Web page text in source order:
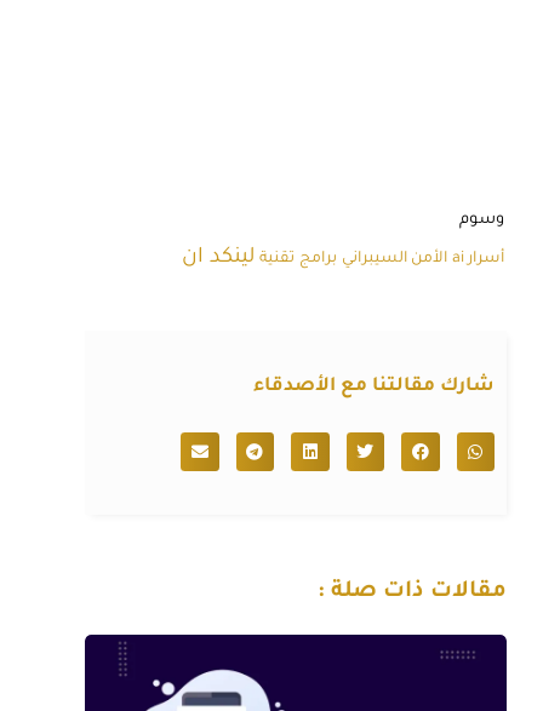
وسوم
أسرار ai الأمن السيبراني برامج تقنية لينكد ان
شارك مقالتنا مع الأصدقاء
مقالات ذات صلة :